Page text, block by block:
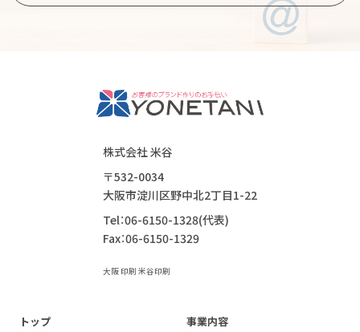
株式会社 米谷
〒532-0034
大阪市淀川区野中北2丁目1-22
Tel：06-6150-1328(代表)
Fax：06-6150-1329
大阪 印刷 米谷印刷
トップ
事業内容